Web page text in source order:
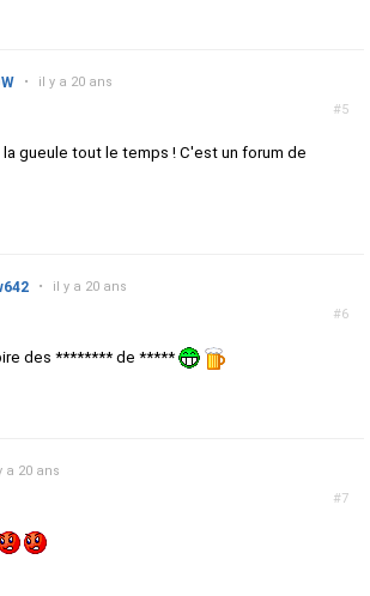
#5
• il y a 20 ans
gueule tout le temps ! C'est un forum de
#6
• il y a 20 ans
des ******** de *****
#7
a 20 ans